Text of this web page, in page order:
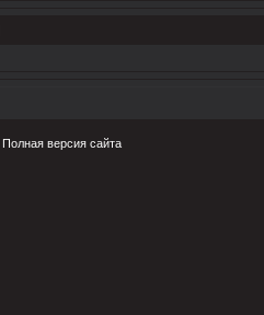
Полная версия сайта